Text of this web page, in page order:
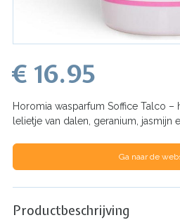
€ 16.95
Horomia wasparfum Soffice Talco –
lelietje van dalen, geranium, jasmijn
Ga naar de
Productbeschrijving